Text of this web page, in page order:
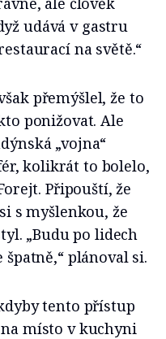
udává v gastru
na světě.“
přemýšlel, že to
ponižovat. Ale
„vojna“
kolikrát to bolelo,
Připouští, že
s myšlenkou, že
„Budu po lidech
plánoval si.
tento přístup
místo v kuchyni